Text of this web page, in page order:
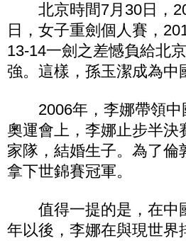
北京時間7月30日，
日，女子重劍個人賽，
13-14一劍之差憾負給北
強。這樣，孫玉潔成為中
2006年，李娜帶領中
奧運會上，李娜止步半
家隊，結婚生子。為了
拿下世錦賽冠軍。
值得一提的是，在中
年以後，李娜在與現世界